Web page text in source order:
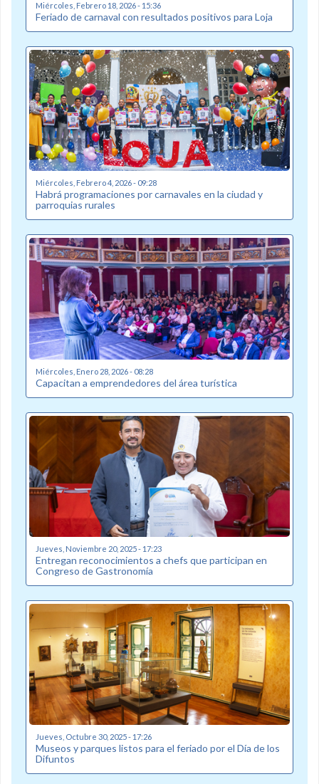
Miércoles, Febrero 18, 2026 - 15:36
Feriado de carnaval con resultados positivos para Loja
Miércoles, Febrero 4, 2026 - 09:28
Habrá programaciones por carnavales en la ciudad y
parroquias rurales
Miércoles, Enero 28, 2026 - 08:28
Capacitan a emprendedores del área turística
Jueves, Noviembre 20, 2025 - 17:23
Entregan reconocimientos a chefs que participan en
Congreso de Gastronomía
Jueves, Octubre 30, 2025 - 17:26
Museos y parques listos para el feriado por el Día de los
Difuntos